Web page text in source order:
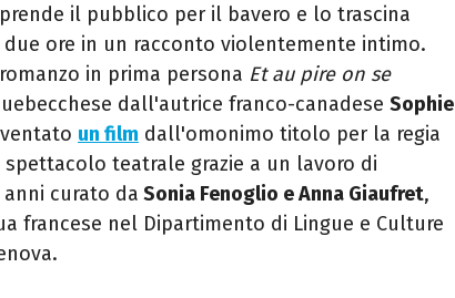
prende il pubblico per il bavero e lo trascina
ore in un racconto violentemente intimo.
in prima persona Et au pire on se
dall'autrice franco-canadese Sophie
un film dall'omonimo titolo per la regia
spettacolo teatrale grazie a un lavoro di
curato da Sonia Fenoglio e Anna Giaufret,
francese nel Dipartimento di Lingue e Culture